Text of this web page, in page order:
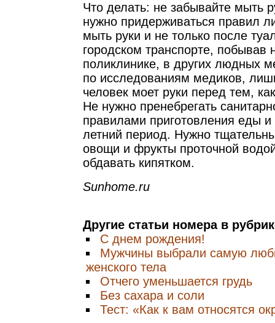
Что делать: не забывайте мыть
нужно придерживаться правил
мыть руки и не только после
городском транспорте, побывав
поликлинике, в других людных
по исследованиям медиков,
человек моет руки перед тем,
Не нужно пренебрегать
правилами приготовления еды и
летний период. Нужно
овощи и фрукты проточной
обдавать кипятком.
Sunhome.ru
Другие статьи номера в
С днем рождения!
Мужчины выбрали самую
женского тела
Отчего уменьшается грудь
Без сахара и соли
Тест: «Как к вам относятся